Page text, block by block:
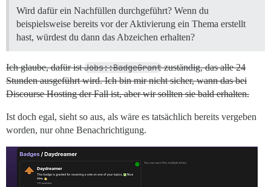
Wird dafür ein Nachfüllen durchgeführt? Wenn du
beispielsweise bereits vor der Aktivierung ein Thema erstellt
hast, würdest du dann das Abzeichen erhalten?
Ich glaube, dafür istJobs::BadgeGrantzuständig, das alle 24
Stunden ausgeführt wird. Ich bin mir nicht sicher, wann das bei
Discourse Hosting der Fall ist, aber wir sollten sie bald erhalten.
Ist doch egal, sieht so aus, als wäre es tatsächlich bereits vergeben
worden, nur ohne Benachrichtigung.